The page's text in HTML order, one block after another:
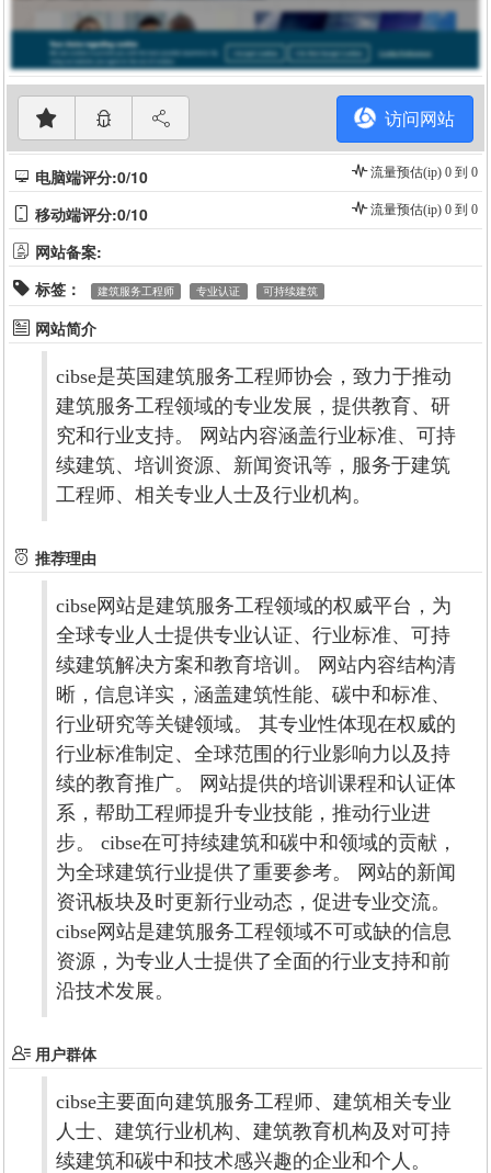
访问网站
电脑端评分:0/10 流量预估(ip) 0 到 0
移动端评分:0/10 流量预估(ip) 0 到 0
网站备案:
标签：
建筑服务工程师 专业认证 可持续建筑
网站简介
cibse是英国建筑服务工程师协会，致力于推动
建筑服务工程领域的专业发展，提供教育、研
究和行业支持。 网站内容涵盖行业标准、可持
续建筑、培训资源、新闻资讯等，服务于建筑
工程师、相关专业人士及行业机构。
推荐理由
cibse网站是建筑服务工程领域的权威平台，为
全球专业人士提供专业认证、行业标准、可持
续建筑解决方案和教育培训。 网站内容结构清
晰，信息详实，涵盖建筑性能、碳中和标准、
行业研究等关键领域。 其专业性体现在权威的
行业标准制定、全球范围的行业影响力以及持
续的教育推广。 网站提供的培训课程和认证体
系，帮助工程师提升专业技能，推动行业进
步。 cibse在可持续建筑和碳中和领域的贡献，
为全球建筑行业提供了重要参考。 网站的新闻
资讯板块及时更新行业动态，促进专业交流。
cibse网站是建筑服务工程领域不可或缺的信息
资源，为专业人士提供了全面的行业支持和前
沿技术发展。
用户群体
cibse主要面向建筑服务工程师、建筑相关专业
人士、建筑行业机构、建筑教育机构及对可持
续建筑和碳中和技术感兴趣的企业和个人。